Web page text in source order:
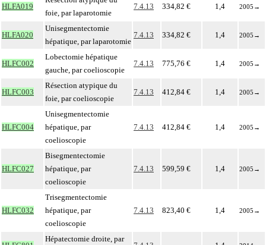
HLFA019
foie, par laparotomie
7.4.13 334,82 € 1,4 2005 →
HLFA020
Unisegmentectomie
hépatique, par laparotomie
7.4.13 334,82 € 1,4 2005 →
HLFC002
Lobectomie hépatique
gauche, par coelioscopie
7.4.13 775,76 € 1,4 2005 →
HLFC003
Résection atypique du
foie, par coelioscopie
7.4.13 412,84 € 1,4 2005 →
HLFC004
Unisegmentectomie
hépatique, par
coelioscopie
7.4.13 412,84 € 1,4 2005 →
HLFC027
Bisegmentectomie
hépatique, par
coelioscopie
7.4.13 599,59 € 1,4 2005 →
HLFC032
Trisegmentectomie
hépatique, par
coelioscopie
7.4.13 823,40 € 1,4 2005 →
Hépatectomie droite, par